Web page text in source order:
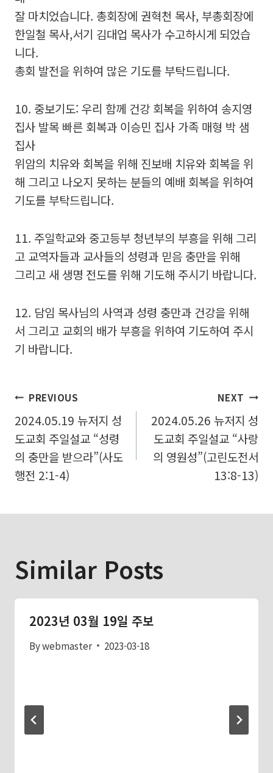
잘 마치었습니다. 총회장에 권혁천 목사, 부총회장에
한일철 목사,서기 김대업 목사가 수고하시게 되었습
니다.
총회 발전을 위하여 많은 기도를 부탁드립니다.
10. 중보기도: 우리 함께 건강 회복을 위하여 송지영
집사 발목 빠른 회복과 이승민 집사 가족 매형 박 샘
집사
위암의 치유와 회복을 위해 진보배 치유와 회복을 위
해 그리고 나오지 못하는 분들의 예배 회복을 위하여
기도를 부탁드립니다.
11. 주일학교와 중고등부 청년부의 부흥을 위해 그리
고 교역자들과 교사들의 성령과 믿음 충만을 위해
그리고 새 생명 전도를 위해 기도해 주시기 바랍니다.
12. 담임 목사님의 사역과 성령 충만과 건강을 위해
서 그리고 교회의 배가 부흥을 위하여 기도하여 주시
기 바랍니다.
글
탐
색
PREVIOUS
2024.05.19 뉴저지 성
도교회 주일설교 “성령
의 충만을 받으라”(사도
행전 2:1-4)
NEXT
2024.05.26 뉴저지 성
도교회 주일설교 “사랑
의 영원성”(고린도전서
13:8-13)
Similar Posts
2023년 03월 19일 주보
Bywebmaster 2023-03-18